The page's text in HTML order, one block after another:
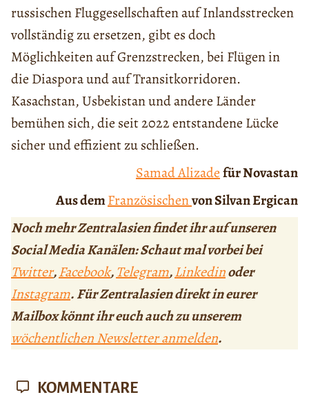
russischen Fluggesellschaften auf Inlandsstrecken
vollständig zu ersetzen, gibt es doch
Möglichkeiten auf Grenzstrecken, bei Flügen in
die Diaspora und auf Transitkorridoren.
Kasachstan, Usbekistan und andere Länder
bemühen sich, die seit 2022 entstandene Lücke
sicher und effizient zu schließen.
Samad Alizadefür Novastan
Aus demFranzösischenvon Silvan Ergican
Noch mehr Zentralasien findet ihr auf unseren
Social Media Kanälen: Schaut mal vorbei bei
Twitter,Facebook,Telegram,Linkedinoder
Instagram. Für Zentralasien direkt in eurer
Mailbox könnt ihr euch auch zu unserem
wöchentlichen Newsletter anmelden.
KOMMENTARE